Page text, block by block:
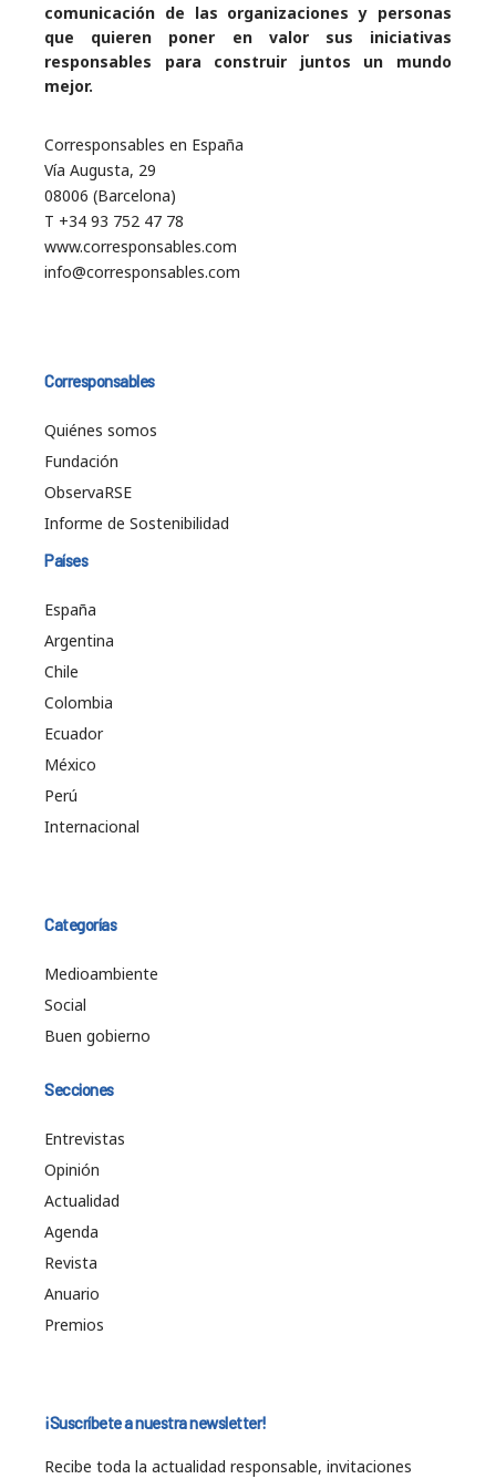
comunicación de las organizaciones y personas
que quieren poner en valor sus iniciativas
responsables para construir juntos un mundo
mejor.
Corresponsables en España
Vía Augusta, 29
08006 (Barcelona)
T +34 93 752 47 78
www.corresponsables.com
info@corresponsables.com
Corresponsables
Quiénes somos
Fundación
ObservaRSE
Informe de Sostenibilidad
Países
España
Argentina
Chile
Colombia
Ecuador
México
Perú
Internacional
Categorías
Medioambiente
Social
Buen gobierno
Secciones
Entrevistas
Opinión
Actualidad
Agenda
Revista
Anuario
Premios
¡Suscríbete a nuestra newsletter!
Recibe toda la actualidad responsable, invitaciones